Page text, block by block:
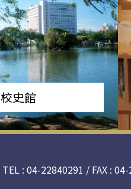
校史館
TEL : 04-22840291 / FAX :